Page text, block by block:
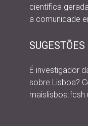
científica
a comunidade
SUGESTÕES
É investigador
sobre Lisboa?